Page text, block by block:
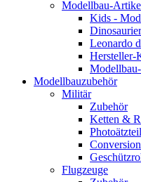
Modellbau-
Kids -
Dinosaurier
Leonardo
Hersteller-
Modellbauzubehör
Militär
Zubehör
Ketten &
Flugzeuge